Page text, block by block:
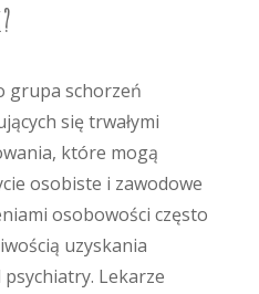
grupa schorzeń
się trwałymi
które mogą
osobiste i zawodowe
osobowości często
uzyskania
Lekarze